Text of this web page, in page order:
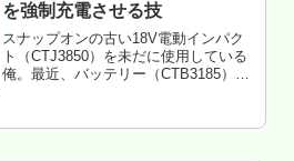
を強制充電させる技
スナップオンの古い18V電動インパク
ト（CTJ3850）を未だに使用している
俺。最近、バッテリー（CTB3185）が
に充電する技を見つけたのでメモ。も